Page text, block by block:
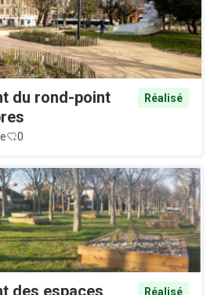
du rond-point
Réalisé
0
des espaces
Réalisé